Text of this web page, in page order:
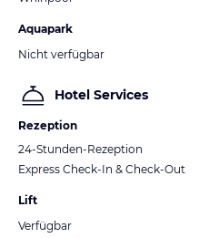
Aquapark
Nicht verfügbar
Hotel Services
Rezeption
24-Stunden-Rezeption
Express Check-In & Check-Out
Lift
Verfügbar